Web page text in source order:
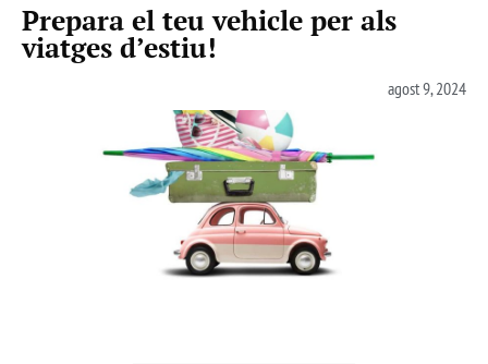
Prepara el teu vehicle per als
viatges d’estiu!
agost 9, 2024